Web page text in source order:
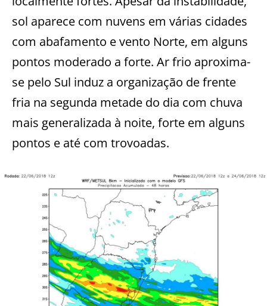
sol aparece com nuvens em várias cidades
com abafamento e vento Norte, em alguns
pontos moderado a forte. Ar frio aproxima-
se pelo Sul induz a organização de frente
fria na segunda metade do dia com chuva
mais generalizada à noite, forte em alguns
pontos e até com trovoadas.